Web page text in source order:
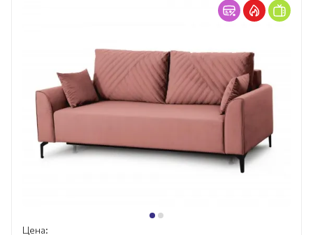
Цена: